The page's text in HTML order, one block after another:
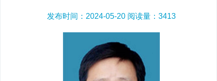
发布时间：2024-05-20 阅读量： 3413